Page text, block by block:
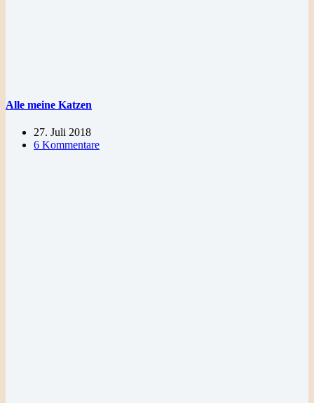
Alle meine Katzen
27. Juli 2018
6 Kommentare